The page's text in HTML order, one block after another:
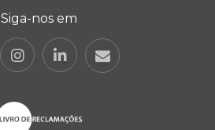
Siga-nos em